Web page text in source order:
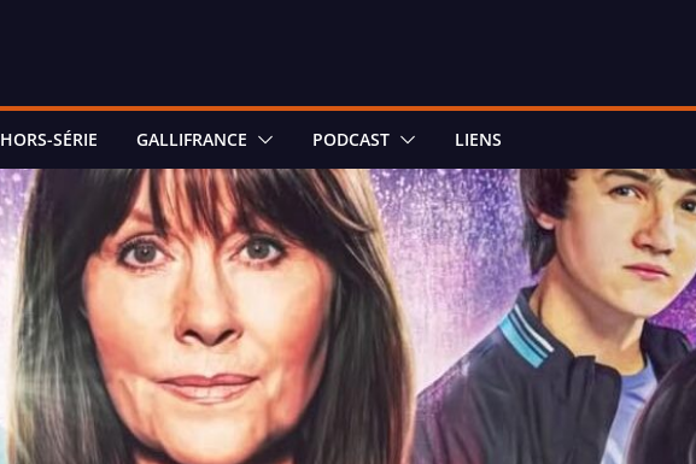
HORS-SÉRIE GALLIFRANCE PODCAST LIENS